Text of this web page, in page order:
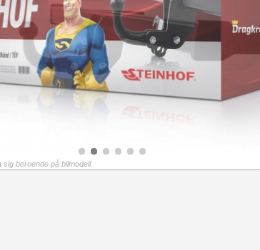
beroende på bilmodell.